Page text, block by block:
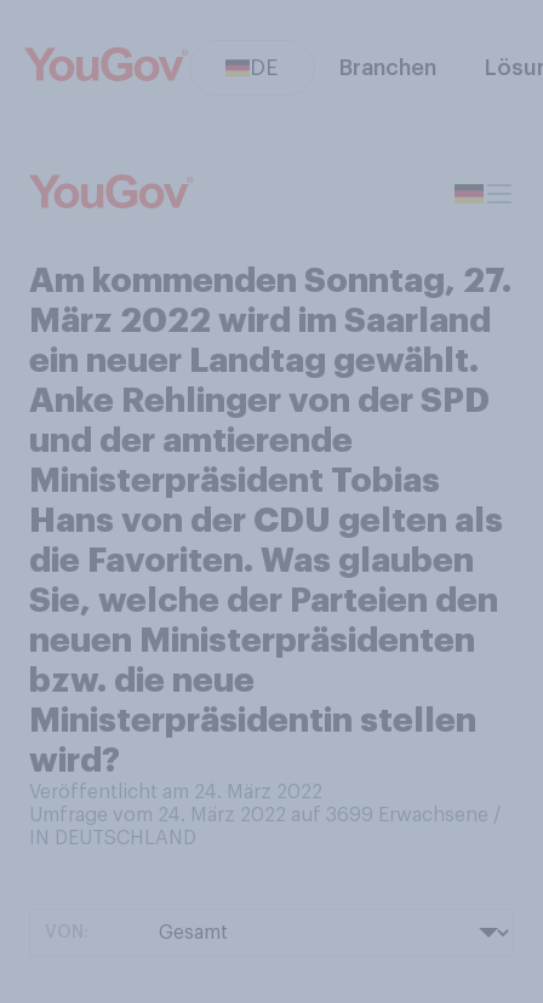
DE Branchen
Am kommenden Sonntag, 27.
März 2022 wird im Saarland
ein neuer Landtag gewählt.
Anke Rehlinger von der SPD
und der amtierende
Ministerpräsident Tobias
Hans von der CDU gelten als
die Favoriten. Was glauben
Sie, welche der Parteien den
neuen Ministerpräsidenten
bzw. die neue
Ministerpräsidentin stellen
wird?
Veröffentlicht am 24. März 2022
Umfrage vom 24. März 2022 auf 3699 Erwachsene /
IN DEUTSCHLAND